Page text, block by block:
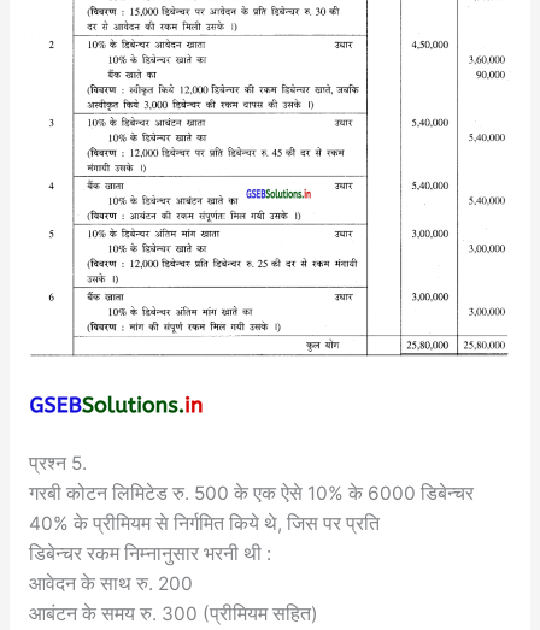
प्रश्न 5.
गरबी कोटन लिमिटेड रु. 500 के एक ऐसे 10% के 6000 डिबेन्चर
40% के प्रीमियम से निर्गमित किये थे, जिस पर प्रति
डिबेन्चर रकम निम्नानुसार भरनी थी :
आवेदन के साथ रु. 200
आबंटन के समय रु. 300 (प्रीमियम सहित)